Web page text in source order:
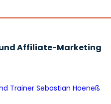
Affiliate-Marketing